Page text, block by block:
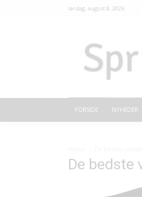
lørdag, august 8, 2026
FORSIDE NYHEDER
De bedste